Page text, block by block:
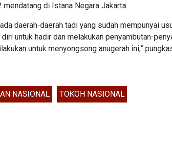
di Istana Negara Jakarta.
daerah-daerah tadi yang sudah mempunyai
untuk hadir dan melakukan penyambutan-
untuk menyongsong anugerah ini,”
NASIONAL TOKOH NASIONAL